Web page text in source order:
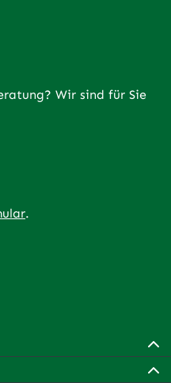
Wir sind für Sie
.
öffnet in neuem Tab
– öffnet in neuem Tab
auf LinkedIn – öffnet in
inspirieren – öffnet
mit uns auf Xing – öffnet
Videos auf YouTube